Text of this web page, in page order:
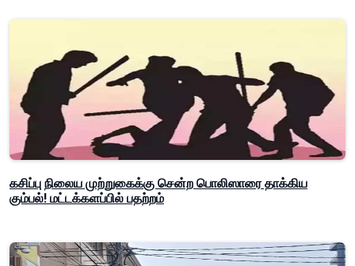
கசிப்பு நிலைய முற்றுகைக்கு சென்ற பொலிஸாரை தாக்கிய
கும்பல்! மட்டக்களப்பில் பதற்றம்